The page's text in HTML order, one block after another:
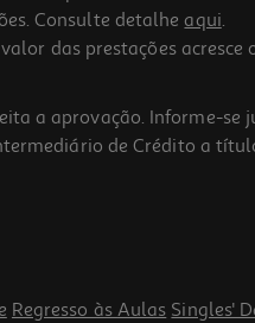
Consulte detalhe aqui.
das prestações
a aprovação. Informe-
de Crédito a
Regresso às Aulas Singles'